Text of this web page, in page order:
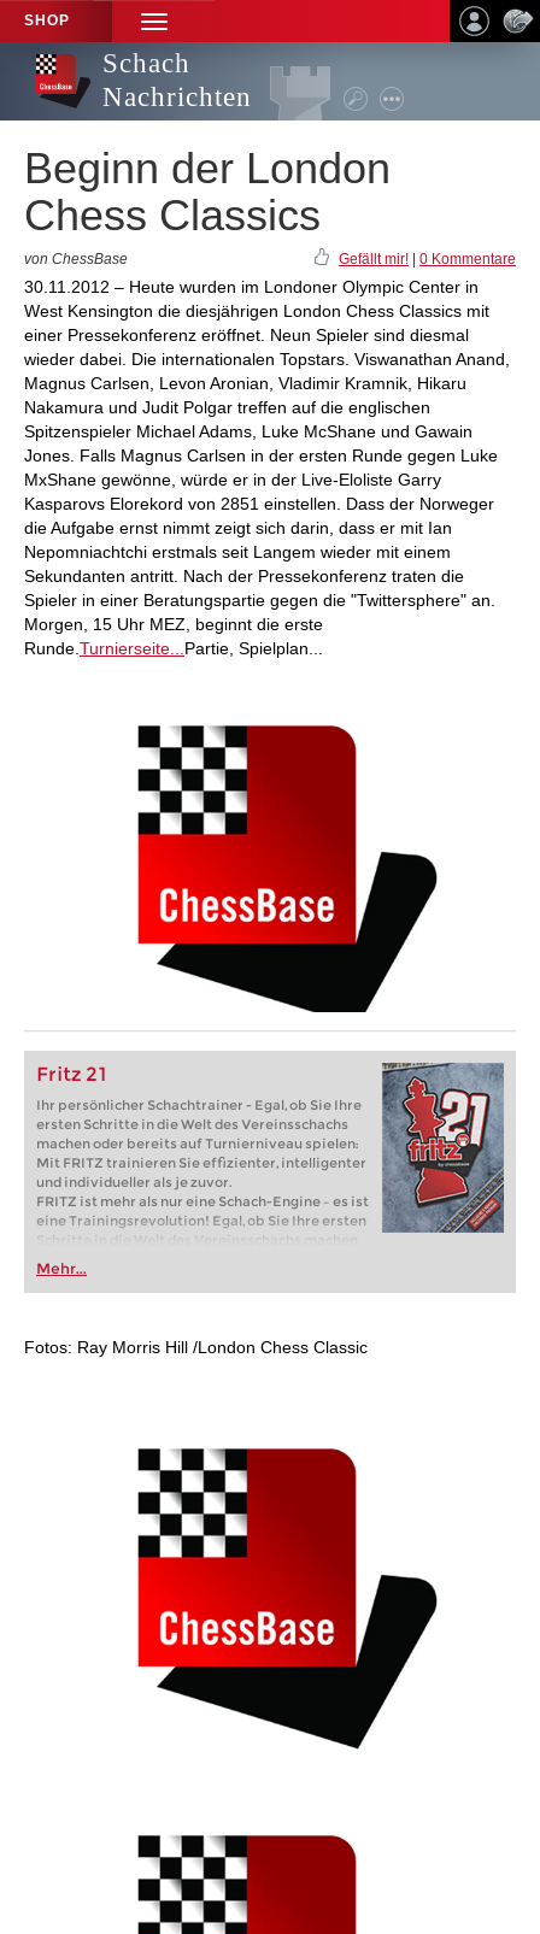
SHOP
TOGGLE
NAVIGATION
Schach
Nachrichten
Beginn der London
Chess Classics
von ChessBase Gefällt mir! 0 Kommentare
30.11.2012 – Heute wurden im Londoner Olympic Center in
West Kensington die diesjährigen London Chess Classics mit
einer Pressekonferenz eröffnet. Neun Spieler sind diesmal
wieder dabei. Die internationalen Topstars. Viswanathan Anand,
Magnus Carlsen, Levon Aronian, Vladimir Kramnik, Hikaru
Nakamura und Judit Polgar treffen auf die englischen
Spitzenspieler Michael Adams, Luke McShane und Gawain
Jones. Falls Magnus Carlsen in der ersten Runde gegen Luke
MxShane gewönne, würde er in der Live-Eloliste Garry
Kasparovs Elorekord von 2851 einstellen. Dass der Norweger
die Aufgabe ernst nimmt zeigt sich darin, dass er mit Ian
Nepomniachtchi erstmals seit Langem wieder mit einem
Sekundanten antritt. Nach der Pressekonferenz traten die
Spieler in einer Beratungspartie gegen die "Twittersphere" an.
Morgen, 15 Uhr MEZ, beginnt die erste
Runde. Turnierseite... Partie, Spielplan...
Fritz 21
Ihr persönlicher Schachtrainer - Egal, ob Sie Ihre
ersten Schritte in die Welt des Vereinsschachs
machen oder bereits auf Turnierniveau spielen:
Mit FRITZ trainieren Sie effizienter, intelligenter
und individueller als je zuvor.
FRITZ ist mehr als nur eine Schach-Engine – es ist
eine Trainingsrevolution! Egal, ob Sie Ihre ersten
Schritte in die Welt des Vereinsschachs machen
oder bereits auf Turnierniveau spielen: Mit
FRITZ trainieren Sie effizienter, intelligenter und
individueller als je zuvor.
Mehr...
Fotos: Ray Morris Hill /London Chess Classic